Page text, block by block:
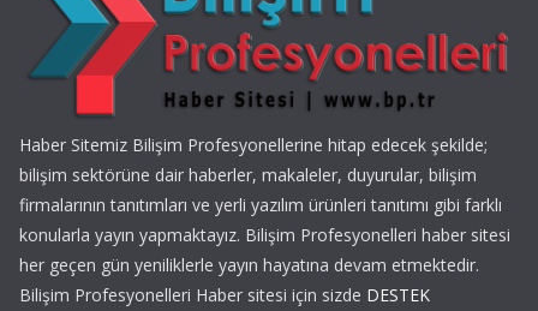
Haber Sitemiz Bilişim Profesyonellerine hitap edecek şekilde;
bilişim sektörüne dair haberler, makaleler, duyurular, bilişim
firmalarının tanıtımları ve yerli yazılım ürünleri tanıtımı gibi farklı
konularla yayın yapmaktayız. Bilişim Profesyonelleri haber sitesi
her geçen gün yeniliklerle yayın hayatına devam etmektedir.
Bilişim Profesyonelleri Haber sitesi için sizde DESTEK